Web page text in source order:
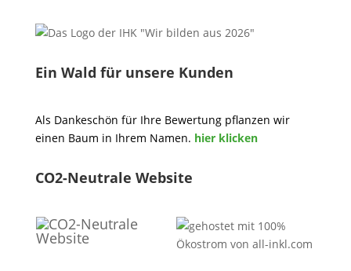
Ein Wald für unsere Kunden
Als Dankeschön für Ihre Bewertung pflanzen wir
einen Baum in Ihrem Namen. hier klicken
CO2-Neutrale Website